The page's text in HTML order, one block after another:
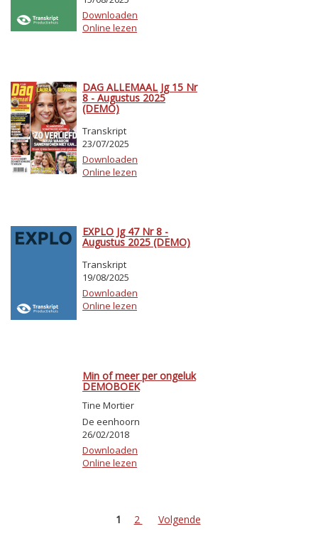
Downloaden
Online lezen
DAG ALLEMAAL Jg 15 Nr
8 - Augustus 2025
(DEMO)
Transkript
23/07/2025
Downloaden
Online lezen
EXPLO Jg 47 Nr 8 -
Augustus 2025 (DEMO)
Transkript
19/08/2025
Downloaden
Online lezen
Min of meer per ongeluk
DEMOBOEK
Tine Mortier
De eenhoorn
26/02/2018
Downloaden
Online lezen
1 2 Volgende